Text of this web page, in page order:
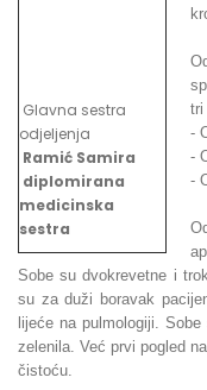
Glavna sestra
odjeljenja
Ramić Samira
diplomirana
medicinska
sestra
tri
-
-
-
Sobe su dvokrevetne i
su za duži boravak
lijeće na pulmologiji.
zelenila. Već prvi pogled
čistoću.